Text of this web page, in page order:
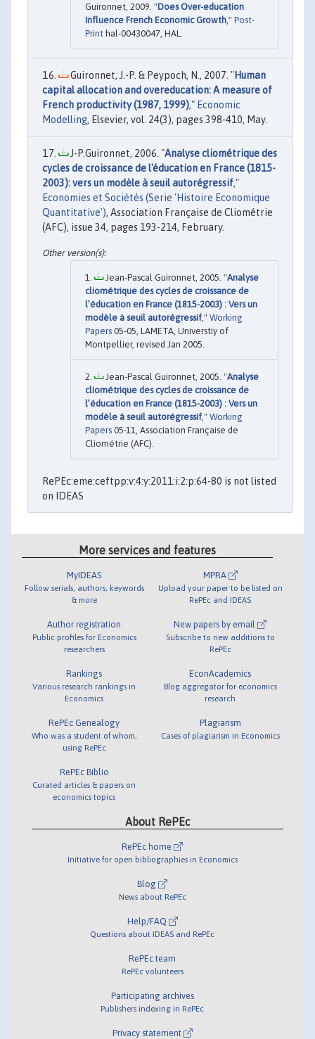
Guironnet, 2009. "Does Over-education
Influence French Economic Growth," Post-
Print hal-00430047, HAL.
Guironnet, J.-P. & Peypoch, N., 2007. "Human
capital allocation and overeducation: A measure of
French productivity (1987, 1999)," Economic
Modelling, Elsevier, vol. 24(3), pages 398-410, May.
J-P.Guironnet, 2006. "Analyse cliométrique des
cycles de croissance de l'éducation en France (1815-
2003): vers un modèle à seuil autorégressif,"
Economies et Sociétés (Serie 'Histoire Economique
Quantitative'), Association Française de Cliométrie
(AFC), issue 34, pages 193-214, February.
Jean-Pascal Guironnet, 2005. "Analyse
cliométrique des cycles de croissance de
l’éducation en France (1815-2003) : Vers un
modèle à seuil autorégressif ," Working
Papers 05-05, LAMETA, Universtiy of
Montpellier, revised Jan 2005.
Jean-Pascal Guironnet, 2005. "Analyse
cliométrique des cycles de croissance de
l’éducation en France (1815-2003) : Vers un
modèle à seuil autorégressif ," Working
Papers 05-11, Association Française de
Cliométrie (AFC).
RePEc:eme:ceftpp:v:4:y:2011:i:2:p:64-80 is not listed
on IDEAS
More services and features
MyIDEAS
Follow serials, authors, keywords
& more
Author registration
Public profiles for Economics
researchers
Rankings
Various research rankings in
Economics
RePEc Genealogy
Who was a student of whom,
using RePEc
RePEc Biblio
Curated articles & papers on
economics topics
MPRA
Upload your paper to be listed on
RePEc and IDEAS
New papers by email
Subscribe to new additions to
RePEc
EconAcademics
Blog aggregator for economics
research
Plagiarism
Cases of plagiarism in Economics
About RePEc
RePEc home
Initiative for open bibliographies in Economics
Blog
News about RePEc
Help/FAQ
Questions about IDEAS and RePEc
RePEc team
RePEc volunteers
Participating archives
Publishers indexing in RePEc
Privacy statement